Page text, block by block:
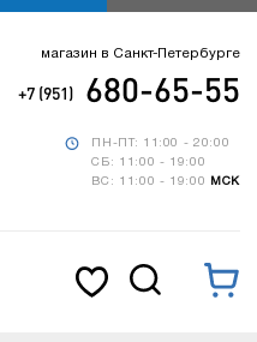
ПН-ПТ: 11:00 - 20:00
СБ: 11:00 - 19:00
ВС: 11:00 - 19:00
МСК
магазин в Санкт-Петербурге
+7 (951) 680-65-55